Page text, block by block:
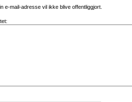
e-mail-adresse vil ikke blive offentliggjort.